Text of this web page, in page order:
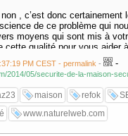
, c’est donc certainement
de ce problème qui
moyens qui sont mis à
cette qualité pour vous aider
de vos biens, mais aussi
de vie de toute votre famille.
trouver sur les sites
et les tarifs des
vous être proposés, alors
un peu de temps, non ?
PM CEST - permalink - -
2014/05/securite-de-la-maison-
maison refok
www.naturelweb.com